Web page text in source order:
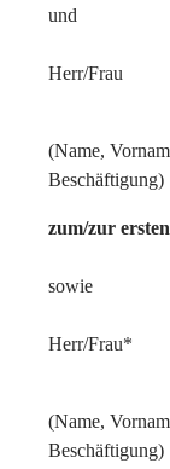
und
Herr/Frau
(Name,
zum/zur
sowie
Herr/Frau*
(Name,